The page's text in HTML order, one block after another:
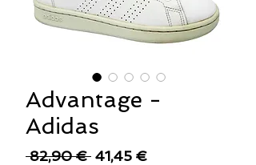
Advantage -
Adidas
82,90 € Prix
41,45 €Prix